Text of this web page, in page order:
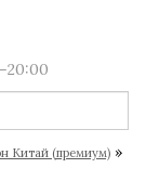
Китай (премиум) »